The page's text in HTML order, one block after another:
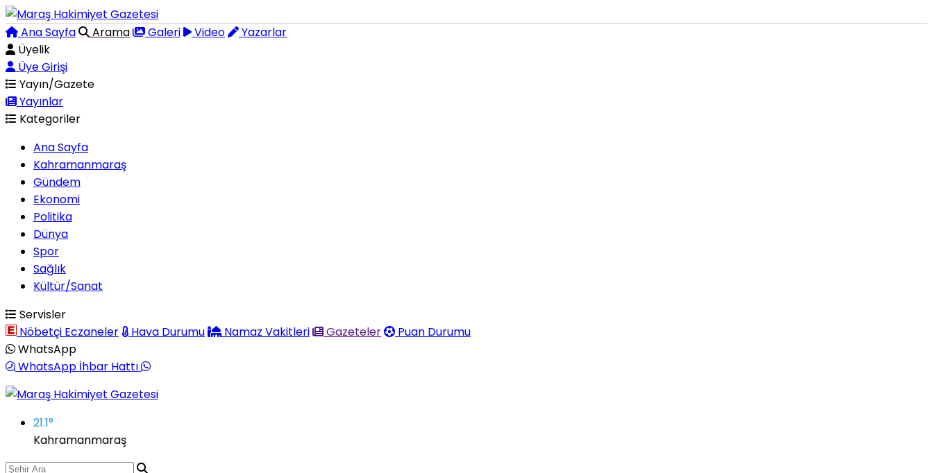
Ana Sayfa Arama Galeri Video
Yazarlar
Üyelik
Üye Girişi
Yayın/Gazete
Yayınlar
Kategoriler
Ana Sayfa
Kahramanmaraş
Gündem
Ekonomi
Politika
Dünya
Spor
Sağlık
Kültür/Sanat
Servisler
Nöbetçi Eczaneler
Hava Durumu Namaz Vakitleri Gazeteler
Puan Durumu
WhatsApp
WhatsApp İhbar Hattı
21.1°
Kahramanmaraş